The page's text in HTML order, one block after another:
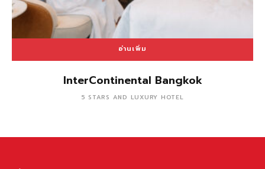
อ่านเพิ่ม
InterContinental Bangkok
5 STARS AND LUXURY HOTEL